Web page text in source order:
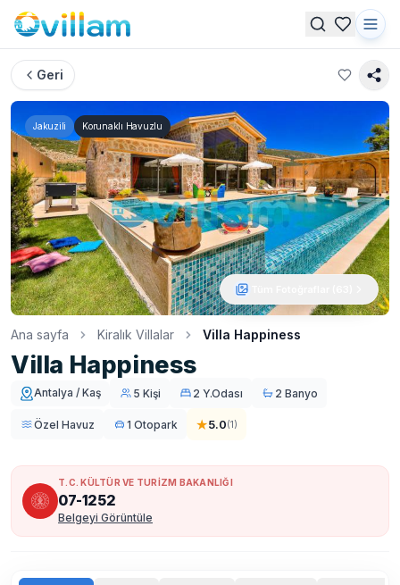
Geri
Jakuzili Korunaklı Havuzlu
Ana sayfa Kiralık Villalar Villa Happiness
Villa Happiness
Antalya / Kaş 5 Kişi 2 Y.Odası 2 Banyo
Özel Havuz 1 Otopark ★5.0(1)
T.C. KÜLTÜR VE TURİZM BAKANLIĞI
07-1252
Belgeyi Görüntüle